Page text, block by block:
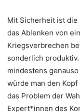
Mit Sicherheit ist die
das Ablenken von
Kriegsverbrechen
sonderlich
mindestens
würde man den
das Problem der
Expert*innen des